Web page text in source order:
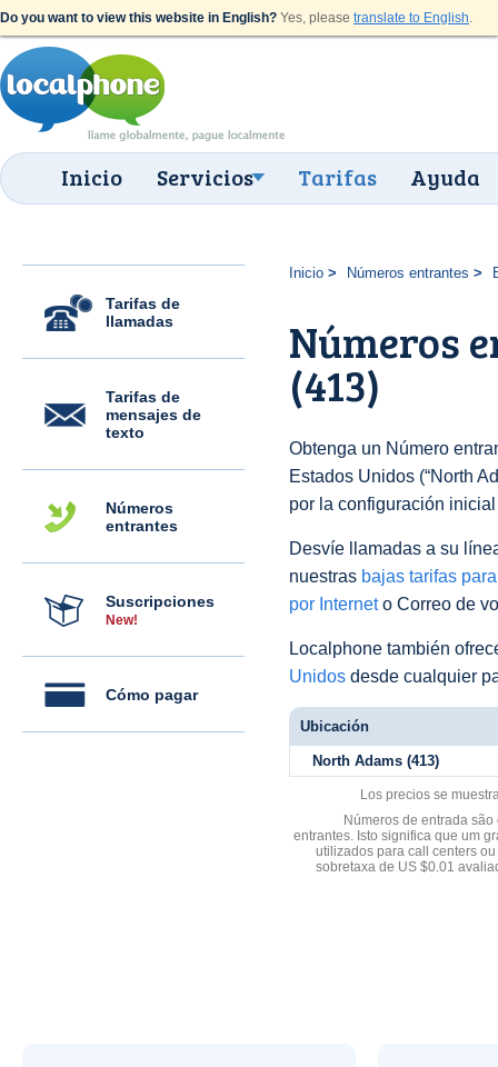
Do you want to view this website in English? Yes, please translate to English.
Inicio Servicios Tarifas Ayuda
Tarifas de
llamadas
Tarifas de
mensajes de
texto
Números
entrantes
Suscripciones
New!
Cómo pagar
Inicio Números entrantes
Números
(413)
Obtenga un Número
Estados Unidos (“North
por la configuración
Desvíe llamadas a su
nuestras bajas tarifas
por Interneto Correo de
Localphone también
Unidos desde cualquier
Ubicación
North Adams (413)
Los precios se
Números de entrada
entrantes. Isto significa que um
utilizados para call centers
sobretaxa de US $0.01